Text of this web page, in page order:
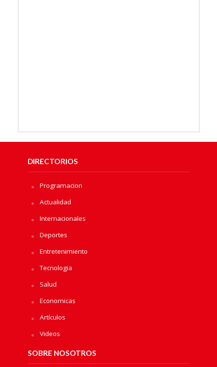
DIRECTORIOS
Programacion
Actualidad
Internacionales
Deportes
Entretenimiento
Tecnologia
Salud
Economicas
Artículos
Videos
SOBRE NOSOTROS